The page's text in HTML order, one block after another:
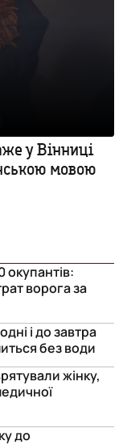
у Вінниці
мовою
окупантів:
ворога за
і до завтра
без води
жінку,
до